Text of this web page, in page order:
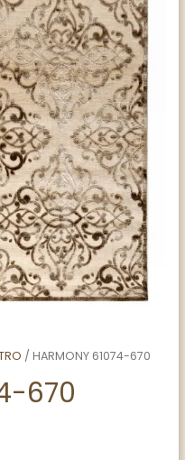
/ HARMONY 61074-670
670